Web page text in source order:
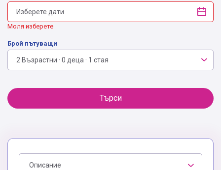
Моля изберете
Брой пътуващи
2 Възрастни · 0 деца · 1 стая
Търси
Описание